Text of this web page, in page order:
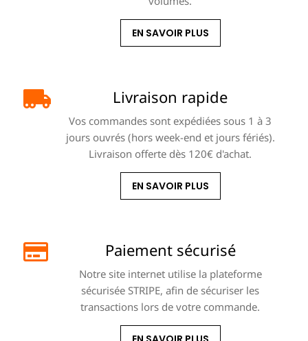
EN SAVOIR PLUS
Livraison rapide
Vos commandes sont expédiées sous 1 à 3
jours ouvrés (hors week-end et jours fériés).
Livraison offerte dès 120€ d'achat.
EN SAVOIR PLUS
Paiement sécurisé
Notre site internet utilise la plateforme
sécurisée STRIPE, afin de sécuriser les
transactions lors de votre commande.